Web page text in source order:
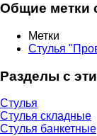
Общие метки
Метки
Стулья
Разделы с
Стулья
Стулья складные
Стулья банкетные